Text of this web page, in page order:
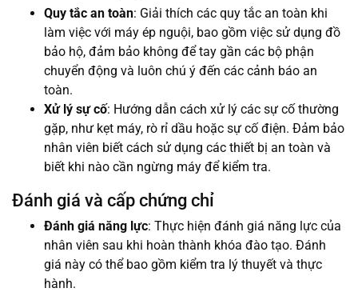
Quy tắc an toàn: Giải thích các quy tắc an toàn khi
làm việc với máy ép nguội, bao gồm việc sử dụng đồ
bảo hộ, đảm bảo không để tay gần các bộ phận
chuyển động và luôn chú ý đến các cảnh báo an
toàn.
Xử lý sự cố: Hướng dẫn cách xử lý các sự cố thường
gặp, như kẹt máy, rò rỉ dầu hoặc sự cố điện. Đảm bảo
nhân viên biết cách sử dụng các thiết bị an toàn và
biết khi nào cần ngừng máy để kiểm tra.
Đánh giá và cấp chứng chỉ
Đánh giá năng lực: Thực hiện đánh giá năng lực của
nhân viên sau khi hoàn thành khóa đào tạo. Đánh
giá này có thể bao gồm kiểm tra lý thuyết và thực
hành.